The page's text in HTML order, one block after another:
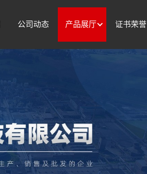
公司动态 产品展厅 证书荣誉